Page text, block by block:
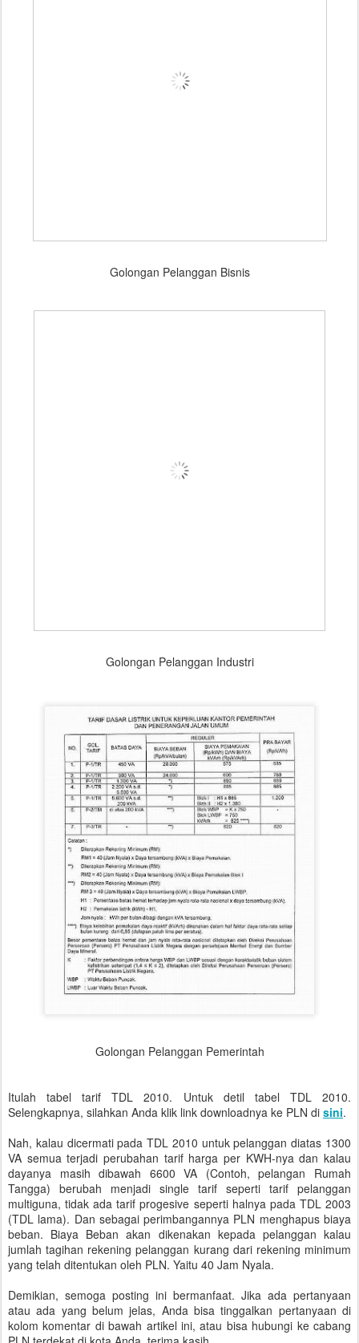
Golongan Pelanggan Bisnis
Golongan Pelanggan Industri
Golongan Pelanggan Pemerintah
Itulah tabel tarif TDL 2010. Untuk detil tabel TDL 2010.
Selengkapnya, silahkan Anda klik link downloadnya ke PLN di sini.
Nah, kalau dicermati pada TDL 2010 untuk pelanggan diatas 1300
VA semua terjadi perubahan tarif harga per KWH-nya dan kalau
dayanya masih dibawah 6600 VA (Contoh, pelangan Rumah
Tangga) berubah menjadi single tarif seperti tarif pelanggan
multiguna, tidak ada tarif progesive seperti halnya pada TDL 2003
(TDL lama). Dan sebagai perimbangannya PLN menghapus biaya
beban. Biaya Beban akan dikenakan kepada pelanggan kalau
jumlah tagihan rekening pelanggan kurang dari rekening minimum
yang telah ditentukan oleh PLN. Yaitu 40 Jam Nyala.
Demikian, semoga posting ini bermanfaat. Jika ada pertanyaan
atau ada yang belum jelas, Anda bisa tinggalkan pertanyaan di
kolom komentar di bawah artikel ini, atau bisa hubungi ke cabang